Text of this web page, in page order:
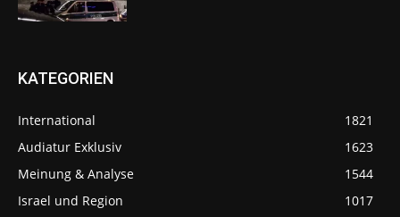
KATEGORIEN
International
1821
Audiatur Exklusiv
1623
Meinung & Analyse
1544
Israel und Region
1017